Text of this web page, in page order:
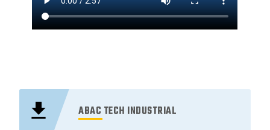
ABAC TECH INDUSTRIAL